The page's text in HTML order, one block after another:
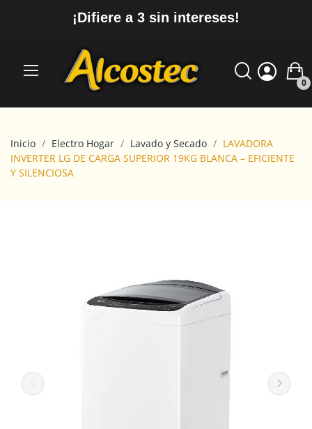
¡Difiere a 3 sin intereses!
0
Inicio Electro Hogar Lavado y Secado
LAVADORA
INVERTER LG DE CARGA SUPERIOR 19KG BLANCA – EFICIENTE
Y SILENCIOSA